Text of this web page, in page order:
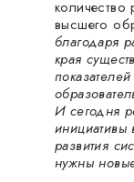
количество
высшего
благодаря
края
И сегодня
развития
нужны